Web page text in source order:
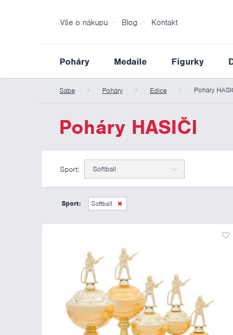
Vše o nákupu Blog Kontakt
Poháry Medaile Figurky
Sabe Poháry Edice Poháry
Poháry HASIČI
Sport: Softball
Sport: Softball